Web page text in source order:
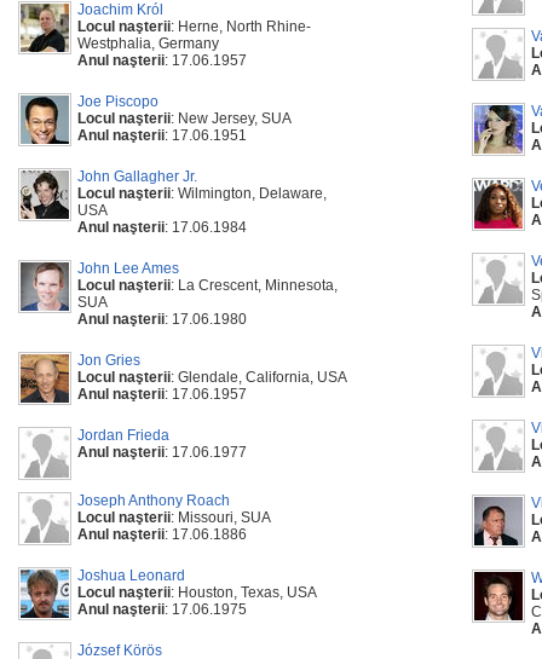
Joachim Król
Locul naşterii: Herne, North Rhine-
Westphalia, Germany
Anul naşterii: 17.06.1957
Joe Piscopo
Locul naşterii: New Jersey, SUA
Anul naşterii: 17.06.1951
John Gallagher Jr.
Locul naşterii: Wilmington, Delaware,
USA
Anul naşterii: 17.06.1984
John Lee Ames
Locul naşterii: La Crescent, Minnesota,
SUA
Anul naşterii: 17.06.1980
Jon Gries
Locul naşterii: Glendale, California, USA
Anul naşterii: 17.06.1957
Jordan Frieda
Anul naşterii: 17.06.1977
Joseph Anthony Roach
Locul naşterii: Missouri, SUA
Anul naşterii: 17.06.1886
Joshua Leonard
Locul naşterii: Houston, Texas, USA
Anul naşterii: 17.06.1975
József Körös